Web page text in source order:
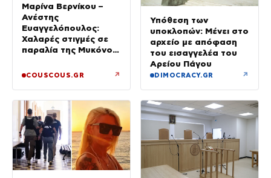
Μαρίνα Βερνίκου –
Ανέστης
Ευαγγελόπουλος:
Χαλαρές στιγμές σε
παραλία της Μυκόνου
COUSCOUS.GR ↗
Υπόθεση των
υποκλοπών: Μένει στο
αρχείο με απόφαση
του εισαγγελέα του
Αρείου Πάγου
DIMOCRACY.GR ↗